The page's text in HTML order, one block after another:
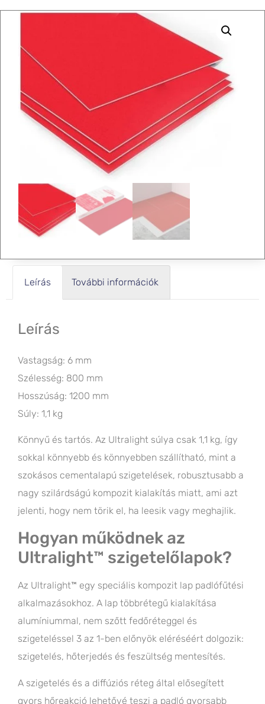
Leírás További információk
Leírás
Vastagság: 6 mm
Szélesség: 800 mm
Hosszúság: 1200 mm
Súly: 1,1 kg
Könnyű és tartós. Az Ultralight súlya csak 1,1 kg, így
sokkal könnyebb és könnyebben szállítható, mint a
szokásos cementalapú szigetelések, robusztusabb a
nagy szilárdságú kompozit kialakítás miatt, ami azt
jelenti, hogy nem törik el, ha leesik vagy meghajlik.
Hogyan működnek az
Ultralight™ szigetelőlapok?
Az Ultralight™ egy speciális kompozit lap padlófűtési
alkalmazásokhoz. A lap többrétegű kialakítása
alumíniummal, nem szőtt fedőréteggel és
szigeteléssel 3 az 1-ben előnyök eléréséért dolgozik:
szigetelés, hőterjedés és feszültség mentesítés.
A szigetelés és a diffúziós réteg által elősegített
gyors hőreakció lehetővé teszi a padló gyorsabb